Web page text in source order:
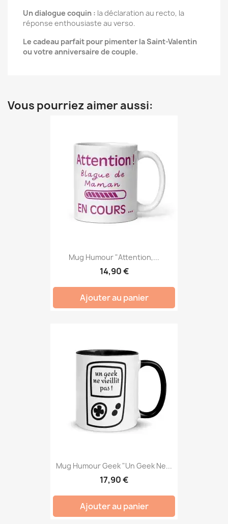
Un dialogue coquin : la déclaration au recto, la
réponse enthousiaste au verso.
Le cadeau parfait pour pimenter la Saint-Valentin
ou votre anniversaire de couple.
Vous pourriez aimer aussi:
Mug Humour "Attention,...
14,90 €
Ajouter au panier
Mug Humour Geek "Un Geek Ne...
17,90 €
Ajouter au panier